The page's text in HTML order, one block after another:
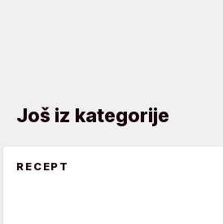
Još iz kategorije
RECEPT